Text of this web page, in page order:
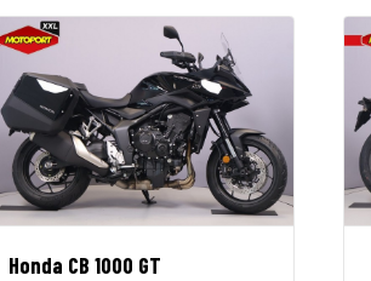
Honda CB 1000 GT